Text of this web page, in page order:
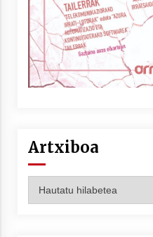
Artxiboa